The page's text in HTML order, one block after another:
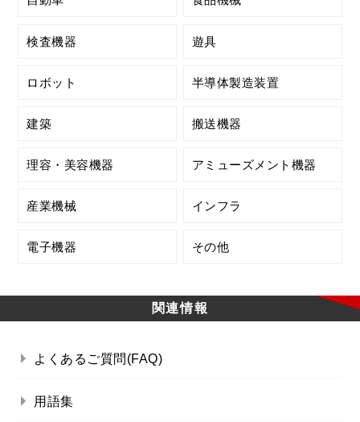
検査機器 遊具
ロボット 半導体製造装置
建築 搬送機器
理容・美容機器 アミューズメント機器
産業機械 インフラ
電子機器 その他
関連情報
よくあるご質問(FAQ)
用語集